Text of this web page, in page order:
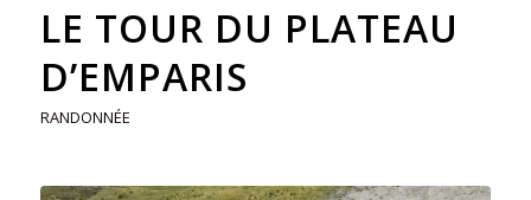
LE TOUR DU PLATEAU
D’EMPARIS
RANDONNÉE